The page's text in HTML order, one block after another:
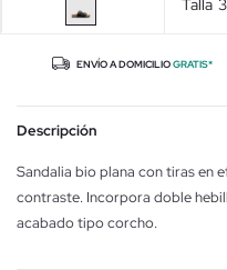
Talla
ENVÍO A DOMICILIOGRATIS*
Descripción
Sandalia bio plana con tiras en
contraste. Incorpora doble
acabado tipo corcho.